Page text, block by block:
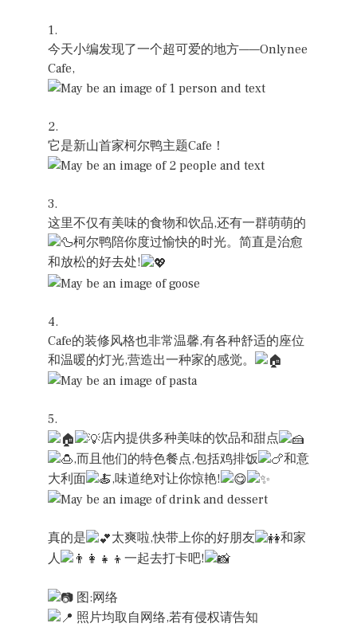
1.
今天小编发现了一个超可爱的地方——Onlynee
Cafe,
2.
它是新山首家柯尔鸭主题Cafe！
3.
这里不仅有美味的食物和饮品,还有一群萌萌的
柯尔鸭陪你度过愉快的时光。简直是治愈
和放松的好去处!
4.
Cafe的装修风格也非常温馨,有各种舒适的座位
和温暖的灯光,营造出一种家的感觉。
5.
店内提供多种美味的饮品和甜点
,而且他们的特色餐点,包括鸡排饭
和意
大利面
,味道绝对让你惊艳!
真的是 太爽啦,快带上你的好朋友
和家
人
一起去打卡吧!
图:网络
照片均取自网络,若有侵权请告知